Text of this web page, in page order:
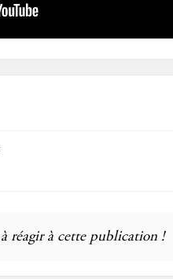
réagir à cette publication !